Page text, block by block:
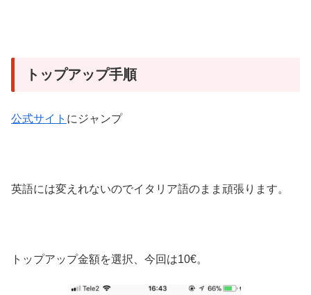
トップアップ手順
公式サイト にジャンプ
英語には変えれないのでイタリア語のまま頑張ります。
トップアップ金額を選択、今回は10€。